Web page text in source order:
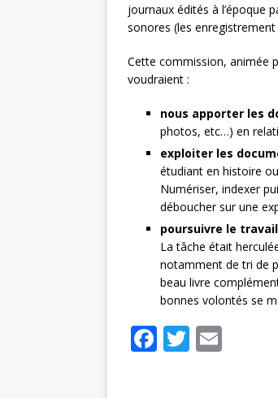
journaux édités à l’époque
sonores (les
Cette commission, animée
voudraient :
nous apporter les
photos, etc…) en
exploiter les
étudiant en histoire
Numériser, indexer
déboucher sur une
poursuivre le
La tâche était
notamment de tri de
beau livre
bonnes volontés se
F T